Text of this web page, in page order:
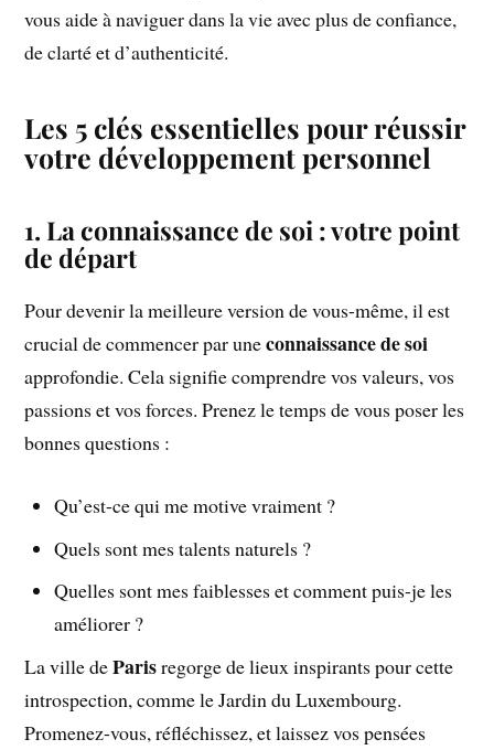
vous aide à naviguer dans la vie avec plus de confiance,
de clarté et d’authenticité.
Les 5 clés essentielles pour réussir
votre développement personnel
1. La connaissance de soi : votre point
de départ
Pour devenir la meilleure version de vous-même, il est
crucial de commencer par uneconnaissance de soi
approfondie. Cela signifie comprendre vos valeurs, vos
passions et vos forces. Prenez le temps de vous poser les
bonnes questions :
Qu’est-ce qui me motive vraiment ?
Quels sont mes talents naturels ?
Quelles sont mes faiblesses et comment puis-je les
améliorer ?
La ville deParisregorge de lieux inspirants pour cette
introspection, comme le Jardin du Luxembourg.
Promenez-vous, réfléchissez, et laissez vos pensées